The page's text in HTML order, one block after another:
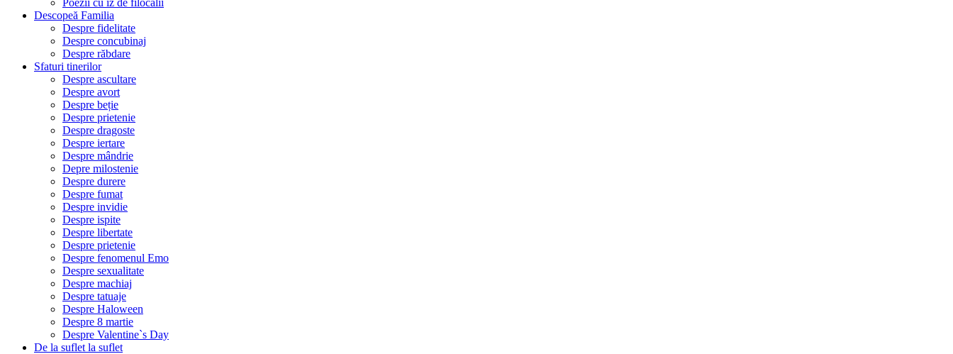
Poezii cu iz de filocalii
Descopeă Familia
Despre fidelitate
Despre concubinaj
Despre răbdare
Sfaturi tinerilor
Despre ascultare
Despre avort
Despre beție
Despre prietenie
Despre dragoste
Despre iertare
Despre mândrie
Depre milostenie
Despre durere
Despre fumat
Despre invidie
Despre ispite
Despre libertate
Despre prietenie
Despre fenomenul Emo
Despre sexualitate
Despre machiaj
Despre tatuaje
Despre Haloween
Despre 8 martie
Despre Valentine`s Day
De la suflet la suflet